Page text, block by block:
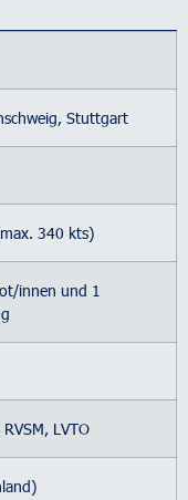
Stuttgart
340 kts)
innen und 1
LVTO